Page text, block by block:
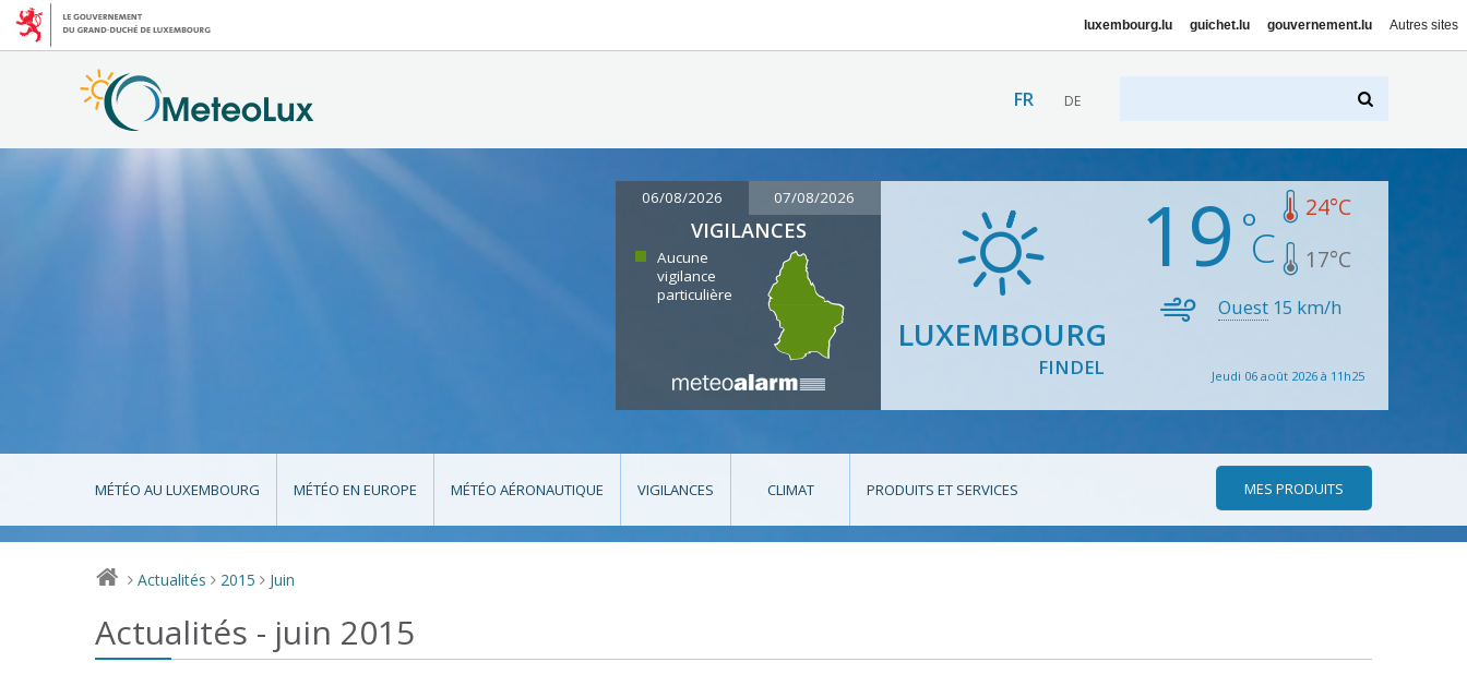
luxembourg.lu guichet.lu gouvernement.lu Autres sites
FR DE
06/08/2026 07/08/2026
VIGILANCES
Aucune
vigilance
particulière
LUXEMBOURG
FINDEL
19 24°C
17°C
Ouest 15 km/h
Jeudi 06 août 2026 à 11h25
MÉTÉO AU LUXEMBOURG MÉTÉO EN EUROPE MÉTÉO AÉRONAUTIQUE VIGILANCES CLIMAT PRODUITS ET SERVICES MES PRODUITS
> Actualités > 2015 > Juin
Actualités - juin 2015